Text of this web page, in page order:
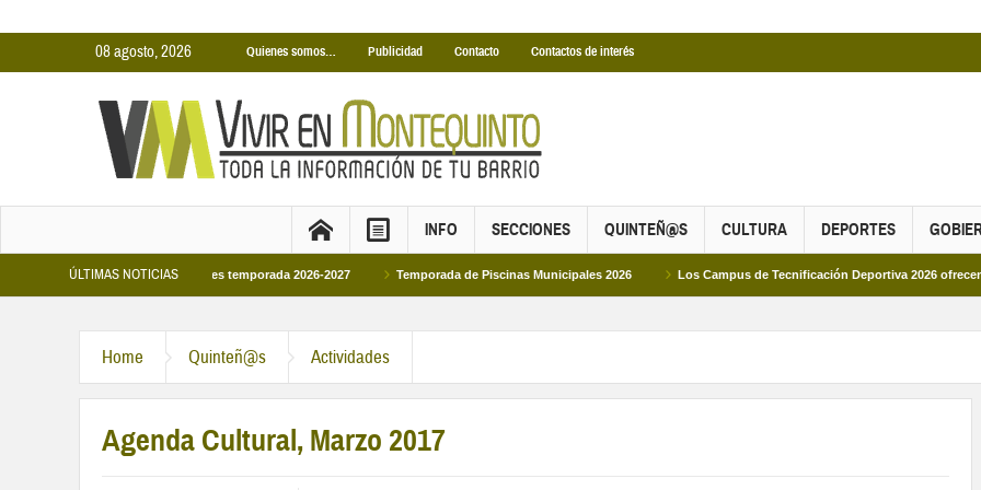
08 agosto, 2026 Quienes somos… Publicidad Contacto Contactos de interés
INFO SECCIONES QUINTEÑ@S CULTURA DEPORTES
ÚLTIMAS NOTICIAS
Cubiertas Municipales temporada 2026-2027 Temporada de Piscinas Municipales 2026 Los Campus de Tecnificación Deportiva 2026 ofrecen cuatro
Home Quinteñ@s Actividades
Agenda Cultural, Marzo 2017